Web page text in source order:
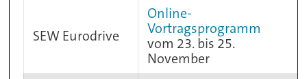
SEW Eurodrive
Online-
Vortragsprogramm
vom 23. bis 25.
November